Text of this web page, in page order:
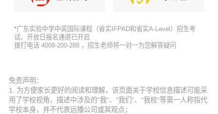
*广东实验中学中英国际课程（省实IFPAD和省实A-Level）招生考
试、开放日报名通道已开启
拨打电话 4008-200-288 ，招生老师将一对一为您解答疑问
免责声明：
1. 为方便家长更好的阅读和理解，该页面关于学校信息描述可能采
用了学校视角，描述中涉及的“我”、“我们”、“我校”等第一人称指代
学校本身，并不代表远播公司或其观点；